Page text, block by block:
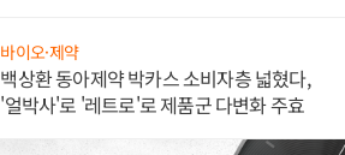
바이오·제약
백상환 동아제약 박카스 소비자층 넓혔다,
'얼박사'로 '레트로'로 제품군 다변화 주효